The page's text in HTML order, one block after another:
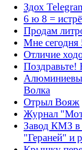
Здох
6 ю 8 =
Продам
Мне сегодня
Отличие
Поздравьте!
Волка
Отрыл Вояж
Журнал
Завод КМЗ в
"Гераней" и